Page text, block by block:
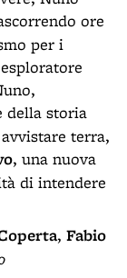
ore
per i
della storia
terra,
, una nuova
di intendere
, Fabio